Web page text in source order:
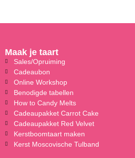
Maak je taart
Sales/Opruiming
Cadeaubon
Online Workshop
Benodigde tabellen
How to Candy Melts
Cadeaupakket Carrot Cake
Cadeaupakket Red Velvet
Kerstboomtaart maken
Kerst Moscovische Tulband